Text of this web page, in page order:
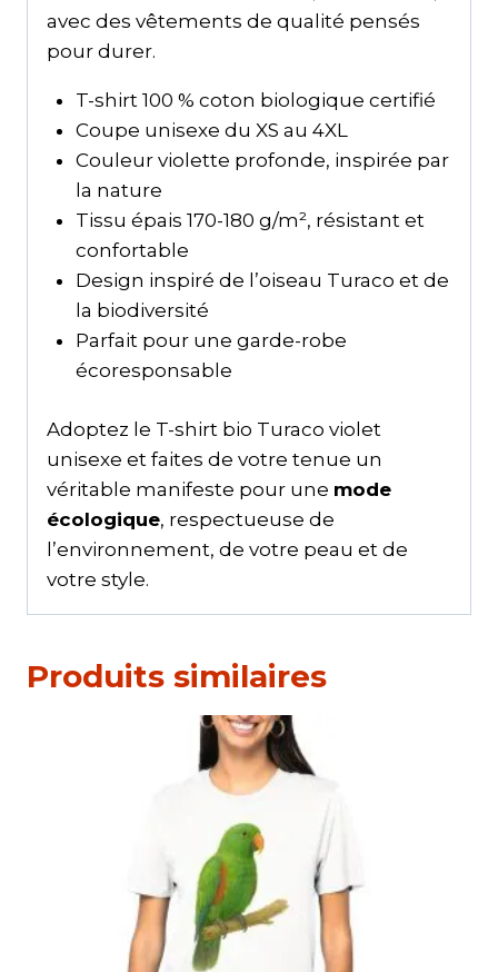
avec des vêtements de qualité pensés
pour durer.
T-shirt 100 % coton biologique certifié
Coupe unisexe du XS au 4XL
Couleur violette profonde, inspirée par
la nature
Tissu épais 170-180 g/m², résistant et
confortable
Design inspiré de l’oiseau Turaco et de
la biodiversité
Parfait pour une garde-robe
écoresponsable
Adoptez le T-shirt bio Turaco violet
unisexe et faites de votre tenue un
véritable manifeste pour une mode
écologique, respectueuse de
l’environnement, de votre peau et de
votre style.
Produits similaires